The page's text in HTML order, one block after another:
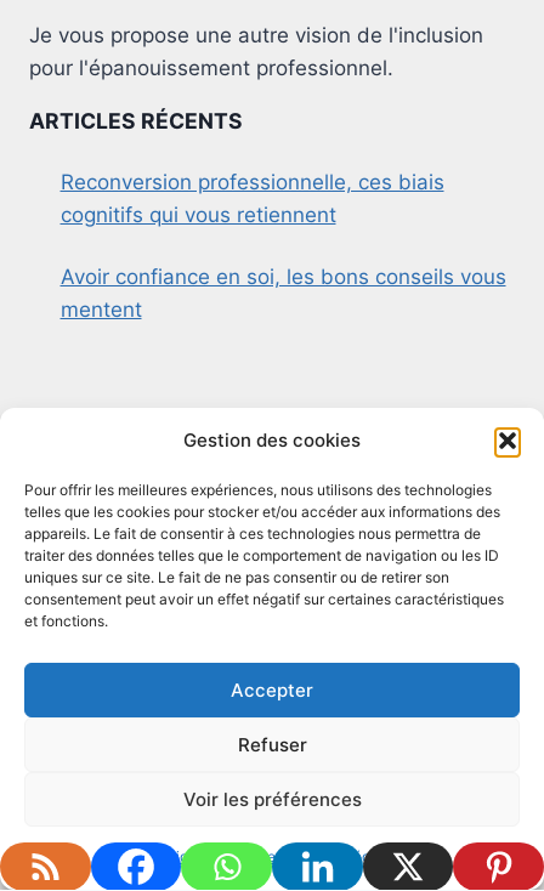
Gestion des cookies
Pour offrir les meilleures expériences, nous utilisons des technologies
telles que les cookies pour stocker et/ou accéder aux informations des
appareils. Le fait de consentir à ces technologies nous permettra de
traiter des données telles que le comportement de navigation ou les ID
uniques sur ce site. Le fait de ne pas consentir ou de retirer son
consentement peut avoir un effet négatif sur certaines caractéristiques
et fonctions.
Accepter
Refuser
Voir les préférences
Politique de cookies Mentions légales
Je vous propose une autre vision de l'inclusion
pour l'épanouissement professionnel.
ARTICLES RÉCENTS
Reconversion professionnelle, ces biais
cognitifs qui vous retiennent
Avoir confiance en soi, les bons conseils vous
mentent
Mentions légales
Conditions générales
Politique de cookies (UE)
WordPress par